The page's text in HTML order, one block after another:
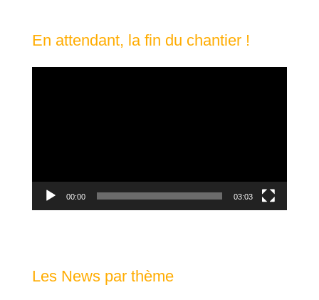
En attendant, la fin du chantier !
00:00 03:03
Les News par thème